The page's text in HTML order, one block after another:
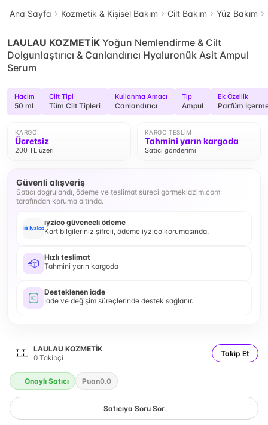
Ana Sayfa Kozmetik & Kişisel Bakım Cilt Bakım Yüz Bakım
LAULAU KOZMETİK Yoğun Nemlendirme & Cilt
Dolgunlaştırıcı & Canlandırıcı Hyaluronük Asit Ampul
Serum
Hacim
50 ml
Cilt Tipi
Tüm Cilt Tipleri
Kullanma Amacı
Canlandırıcı
Tip
Ampul
Ek Özellik
Parfüm
KARGO
Ücretsiz
200 TL üzeri
KARGO TESLIM
Tahmini yarın kargoda
Satıcı gönderimi
Güvenli alışveriş
Satıcı doğrulandı, ödeme ve teslimat süreci gormeklazim.com
tarafından koruma altında.
iyzico güvenceli ödeme
Kart bilgileriniz şifreli, ödeme iyzico korumasında.
Hızlı teslimat
Tahmini yarın kargoda
Desteklenen iade
İade ve değişim süreçlerinde destek sağlanır.
LAULAU KOZMETİK
0 Takipçi Takip Et
Onaylı Satıcı Puan0.0
Satıcıya Soru Sor